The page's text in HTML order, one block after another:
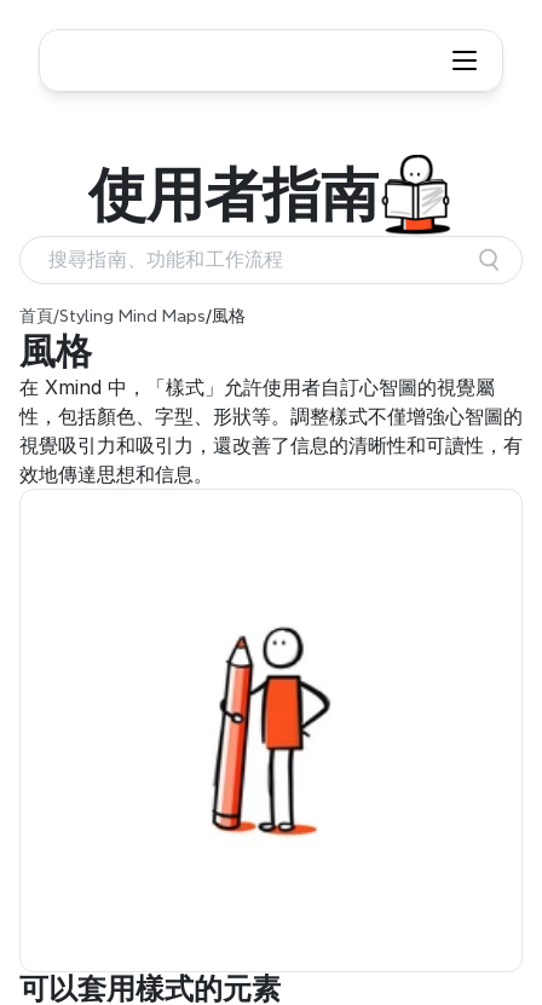
首頁 /Styling Mind Maps/ 風格
風格
在 Xmind 中，「樣式」允許使用者自訂心智圖的視覺屬
性，包括顏色、字型、形狀等。調整樣式不僅增強心智圖的
視覺吸引力和吸引力，還改善了信息的清晰性和可讀性，有
效地傳達思想和信息。
可以套用樣式的元素
使用者指南
搜尋指南、功能和工作流程